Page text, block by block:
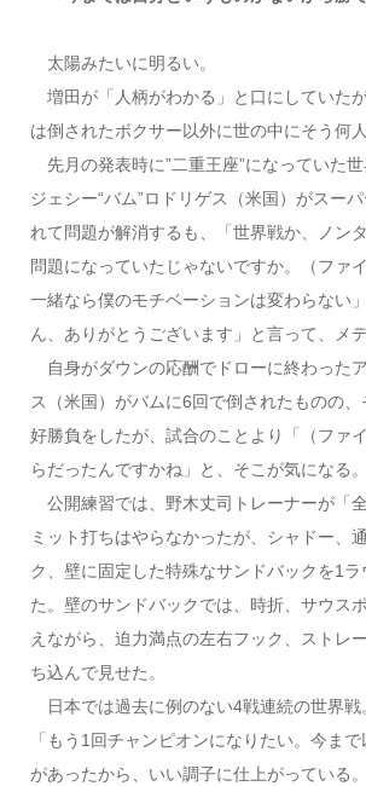
太陽みたいに明るい。
増田が「人柄がわかる」と口にしていた
は倒されたボクサー以外に世の中にそう何
先月の発表時に”二重王座”になっていた
ジェシー“バム”ロドリゲス（米国）がスー
れて問題が解消するも、「世界戦か、ノン
問題になっていたじゃないですか。（ファ
一緒なら僕のモチベーションは変わらない
ん、ありがとうございます」と言って、メ
自身がダウンの応酬でドローに終わった
ス（米国）がバムに6回で倒されたものの
好勝負をしたが、試合のことより「（ファ
らだったんですかね」と、そこが気になる。
公開練習では、野木丈司トレーナーが「
ミット打ちはやらなかったが、シャドー、
ク、壁に固定した特殊なサンドバックを1ラ
た。壁のサンドバックでは、時折、サウス
えながら、迫力満点の左右フック、ストレ
ち込んで見せた。
日本では過去に例のない4戦連続の世界戦
「もう1回チャンピオンになりたい。今ま
があったから、いい調子に仕上がっている